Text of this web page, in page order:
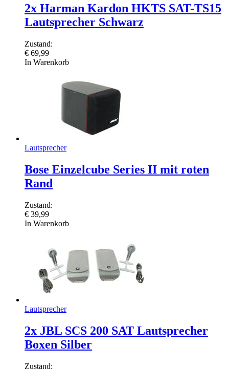
2x Harman Kardon HKTS SAT-TS15
Lautsprecher Schwarz
Zustand:
€ 69,99
In Warenkorb
Lautsprecher
Bose Einzelcube Series II mit roten
Rand
Zustand:
€ 39,99
In Warenkorb
Lautsprecher
2x JBL SCS 200 SAT Lautsprecher
Boxen Silber
Zustand: